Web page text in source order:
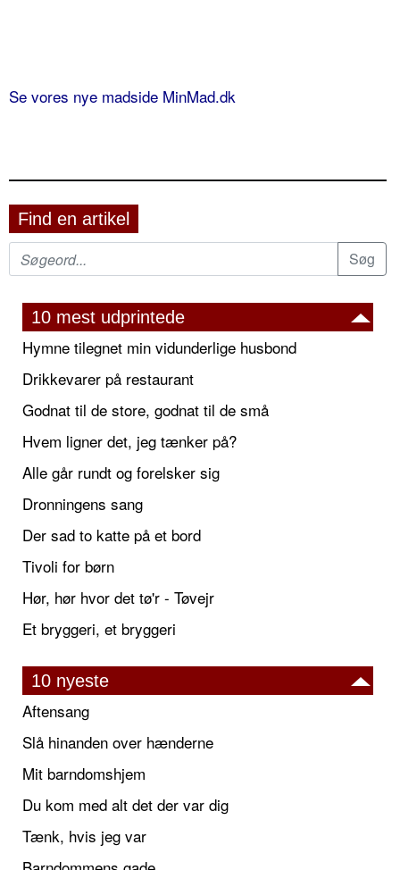
Se vores nye madside MinMad.dk
Find en artikel
10 mest udprintede
Hymne tilegnet min vidunderlige husbond
Drikkevarer på restaurant
Godnat til de store, godnat til de små
Hvem ligner det, jeg tænker på?
Alle går rundt og forelsker sig
Dronningens sang
Der sad to katte på et bord
Tivoli for børn
Hør, hør hvor det tø'r - Tøvejr
Et bryggeri, et bryggeri
10 nyeste
Aftensang
Slå hinanden over hænderne
Mit barndomshjem
Du kom med alt det der var dig
Tænk, hvis jeg var